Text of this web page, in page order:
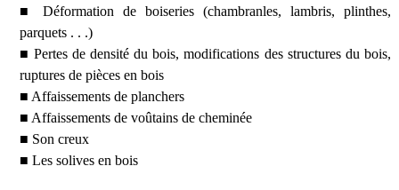
■ Déformation de boiseries (chambranles, lambris, plinthes,
parquets . . .)
■ Pertes de densité du bois, modifications des structures du bois,
ruptures de pièces en bois
■ Affaissements de planchers
■ Affaissements de voûtains de cheminée
■ Son creux
■ Les solives en bois